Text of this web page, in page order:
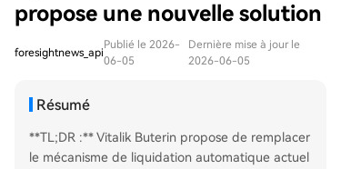
propose une nouvelle solution
foresightnews_api
Publié le 2026-
06-05
Dernière mise à jour le
2026-06-05
Résumé
**TL;DR :** Vitalik Buterin propose de remplacer
le mécanisme de liquidation automatique actuel